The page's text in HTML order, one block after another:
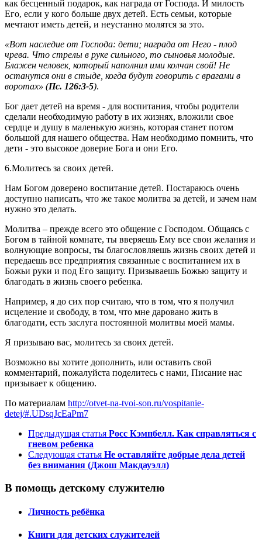
как бесценный подарок, как награда от Господа. И милость
Его, если у кого больше двух детей. Есть семьи, которые
мечтают иметь детей, и неустанно молятся за это.
«Вот наследие от Господа: дети; награда от Него - плод
чрева. Что стрелы в руке сильного, то сыновья молодые.
Блажен человек, который наполнил ими колчан свой! Не
останутся они в стыде, когда будут говорить с врагами в
воротах» (Пс. 126:3-5).
Бог дает детей на время - для воспитания, чтобы родители
сделали необходимую работу в их жизнях, вложили свое
сердце и душу в маленькую жизнь, которая станет потом
большой для нашего общества. Нам необходимо помнить, что
дети - это высокое доверие Бога и они Его.
6.Молитесь за своих детей.
Нам Богом доверено воспитание детей. Постараюсь очень
доступно написать, что же такое молитва за детей, и зачем нам
нужно это делать.
Молитва – прежде всего это общение с Господом. Общаясь с
Богом в тайной комнате, ты вверяешь Ему все свои желания и
волнующие вопросы, ты благословляешь жизнь своих детей и
передаешь все предприятия связанные с воспитанием их в
Божьи руки и под Его защиту. Призываешь Божью защиту и
благодать в жизнь своего ребенка.
Например, я до сих пор считаю, что в том, что я получил
исцеление и свободу, в том, что мне даровано жить в
благодати, есть заслуга постоянной молитвы моей мамы.
Я призываю вас, молитесь за своих детей.
Возможно вы хотите дополнить, или оставить свой
комментарий, пожалуйста поделитесь с нами, Писание нас
призывает к общению.
По материалам http://otvet-na-tvoi-son.ru/vospitanie-
detej/#.UDsqJcEaPm7
Предыдущая статья Росс Кэмпбелл. Как справляться с
гневом ребенка
Следующая статья Не оставляйте добрые дела детей
без внимания (Джош Макдауэлл)
В помощь детскому служителю
Личность ребёнка
Книги для детских служителей